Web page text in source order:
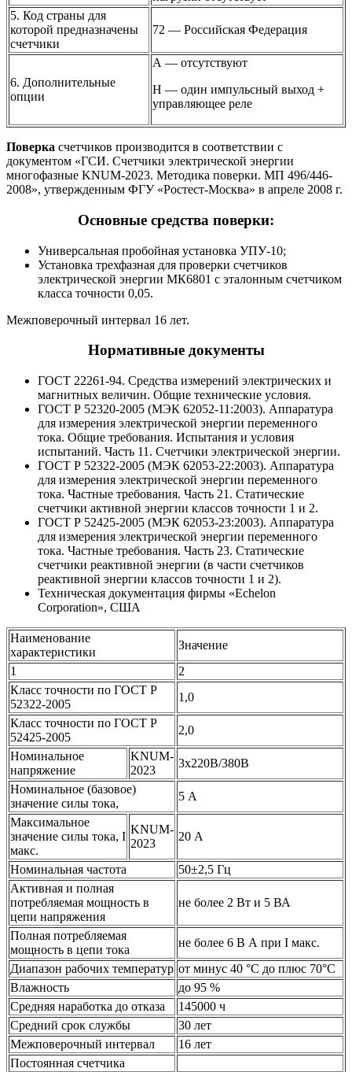
5. Код страны для
которой предназначены
счетчики
72 — Российская Федерация
6. Дополнительные
опции
А — отсутствуют
Н — один импульсный выход +
управляющее реле
Поверка счетчиков производится в соответствии с
документом «ГСИ. Счетчики электрической энергии
многофазные KNUM-2023. Методика поверки. МП 496/446-
2008», утвержденным ФГУ «Ростест-Москва» в апреле 2008 г.
Основные средства поверки:
Универсальная пробойная установка УПУ-10;
Установка трехфазная для проверки счетчиков
электрической энергии МК6801 с эталонным счетчиком
класса точности 0,05.
Межповерочный интервал 16 лет.
Нормативные документы
ГОСТ 22261-94. Средства измерений электрических и
магнитных величин. Общие технические условия.
ГОСТ Р 52320-2005 (МЭК 62052-11:2003). Аппаратура
для измерения электрической энергии переменного
тока. Общие требования. Испытания и условия
испытаний. Часть 11. Счетчики электрической энергии.
ГОСТ Р 52322-2005 (МЭК 62053-22:2003). Аппаратура
для измерения электрической энергии переменного
тока. Частные требования. Часть 21. Статические
счетчики активной энергии классов точности 1 и 2.
ГОСТ Р 52425-2005 (МЭК 62053-23:2003). Аппаратура
для измерения электрической энергии переменного
тока. Частные требования. Часть 23. Статические
счетчики реактивной энергии (в части счетчиков
реактивной энергии классов точности 1 и 2).
Техническая документация фирмы «Echelon
Corporation», США
Наименование
характеристики
Значение
1
2
Класс точности по ГОСТ Р
52322-2005
1,0
Класс точности по ГОСТ Р
52425-2005
2,0
Номинальное
напряжение
KNUM-
2023
3x220B/380B
Номинальное (базовое)
значение силы тока,
5 А
Максимальное
значение силы тока, I
макс.
KNUM-
2023
20 А
Номинальная частота
50±2,5 Гц
Активная и полная
потребляемая мощность в
цепи напряжения
не более 2 Вт и 5 ВА
Полная потребляемая
мощность в цепи тока
не более 6 В А при I макс.
Диапазон рабочих температур от минус 40 °С до плюс 70°С
Влажность
до 95 %
Средняя наработка до отказа
145000 ч
Средний срок службы
30 лет
Межповерочный интервал
16 лет
Постоянная счетчика